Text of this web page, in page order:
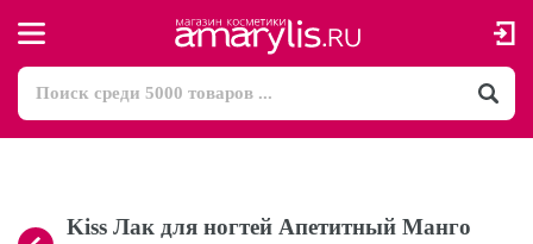
Kiss Лак для ногтей Апетитный Манго